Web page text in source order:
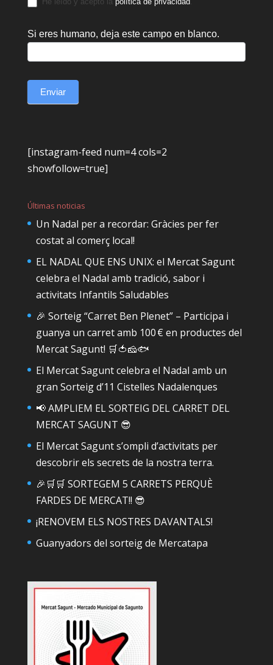
Si eres humano, deja este campo en blanco.
Enviar
[instagram-feed num=4 cols=2
showfollow=true]
Últimas noticias
Un Nadal per a recordar: Gràcies per fer
costat al comerç local!
EL NADAL QUE ENS UNIX: el Mercat Sagunt
celebra el Nadal amb tradició, sabor i
activitats Infantils Saludables
🎉 Sorteig “Carret Ben Plenet” – Participa i
guanya un carret amb 100 € en productes del
Mercat Sagunt! 🛒🍅🧀🐟
El Mercat Sagunt celebra el Nadal amb un
gran Sorteig d’11 Cistelles Nadalenques
📢 AMPLIEM EL SORTEIG DEL CARRET DEL
MERCAT SAGUNT 😎
El Mercat Sagunt s’ompli d’activitats per
descobrir els secrets de la nostra terra.
🎉🛒🛒 SORTEGEM 5 CARRETS PERQUÈ
FARDES DE MERCAT!! 😎
¡RENOVEM ELS NOSTRES DAVANTALS!
Guanyadors del sorteig de Mercatapa